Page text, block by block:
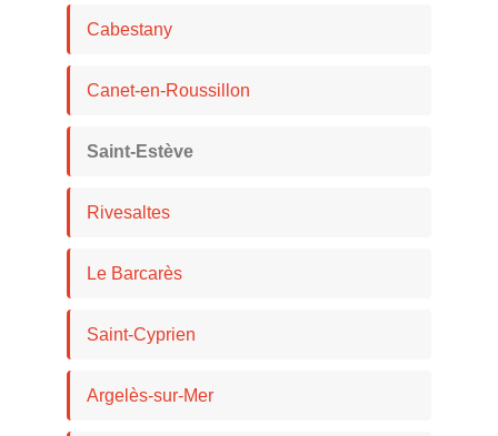
Cabestany
Canet-en-Roussillon
Saint-Estève
Rivesaltes
Le Barcarès
Saint-Cyprien
Argelès-sur-Mer